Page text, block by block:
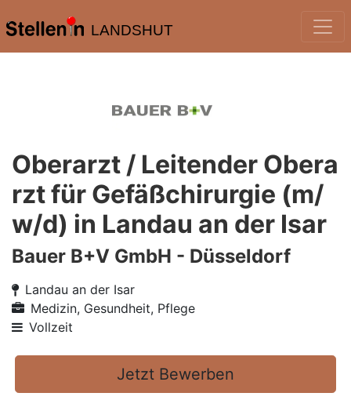
LANDSHUT
Oberarzt / Leitender Obera
rzt für Gefäßchirurgie (m/
w/d) in Landau an der Isar
Bauer B+V GmbH - Düsseldorf
Landau an der Isar
Medizin, Gesundheit, Pflege
Vollzeit
Jetzt Bewerben